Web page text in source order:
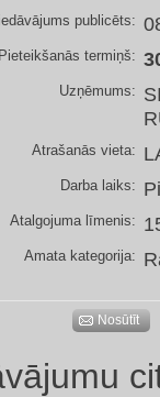
publicēts:
Pieteikšanās termiņš:
Uzņēmums:
Atrašanās vieta:
Darba laiks:
Atalgojuma līmenis:
Amata kategorija:
Nosūtīt